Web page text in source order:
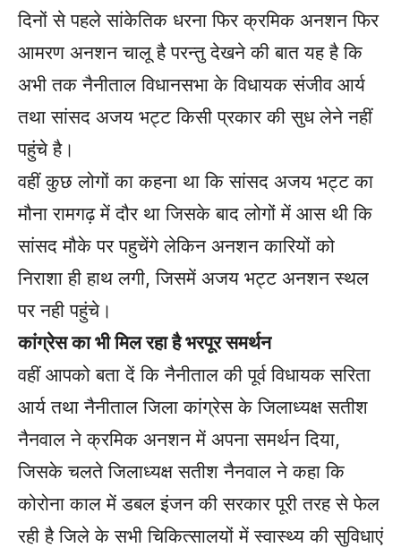
दिनों से पहले सांकेतिक धरना फिर क्रमिक अनशन फिर
आमरण अनशन चालू है परन्तु देखने की बात यह है कि
अभी तक नैनीताल विधानसभा के विधायक संजीव आर्य
तथा सांसद अजय भट्ट किसी प्रकार की सुध लेने नहीं
पहुंचे है।
वहीं कुछ लोगों का कहना था कि सांसद अजय भट्ट का
मौना रामगढ़ में दौर था जिसके बाद लोगों में आस थी कि
सांसद मौके पर पहुचेंगे लेकिन अनशन कारियों को
निराशा ही हाथ लगी, जिसमें अजय भट्ट अनशन स्थल
पर नही पहुंचे।
कांग्रेस का भी मिल रहा है भरपूर समर्थन
वहीं आपको बता दें कि नैनीताल की पूर्व विधायक सरिता
आर्य तथा नैनीताल जिला कांग्रेस के जिलाध्यक्ष सतीश
नैनवाल ने क्रमिक अनशन में अपना समर्थन दिया,
जिसके चलते जिलाध्यक्ष सतीश नैनवाल ने कहा कि
कोरोना काल में डबल इंजन की सरकार पूरी तरह से फेल
रही है जिले के सभी चिकित्सालयों में स्वास्थ्य की सुविधाएं